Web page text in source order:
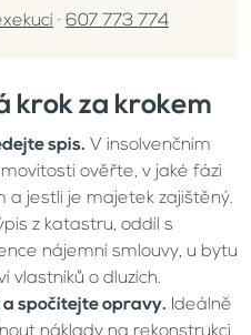
· 607 773 774
krok za krokem
spis. V insolvenčním
ověřte, v jaké fázi
a jestli je majetek zajištěný.
z katastru, oddíl s
nájemní smlouvy, u bytu
vlastníků o dluzích.
spočítejte opravy. Ideálně